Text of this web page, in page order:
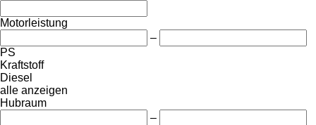
Motorleistung
–
PS
Kraftstoff
Diesel
alle anzeigen
Hubraum
–